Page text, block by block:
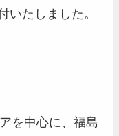
いたしました。
を中心に、福島